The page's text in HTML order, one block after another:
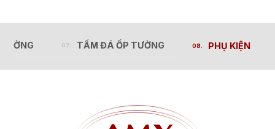
TẤM ĐÁ ỐP TƯỜNG
TẤM ĐÁ ỐP TƯỜNG
PHỤ KIỆN
PHỤ KIỆN